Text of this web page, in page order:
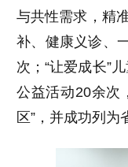
与共性需求，精
补、健康义诊、
次；“让爱成长”
公益活动20余次
区”，并成功列为